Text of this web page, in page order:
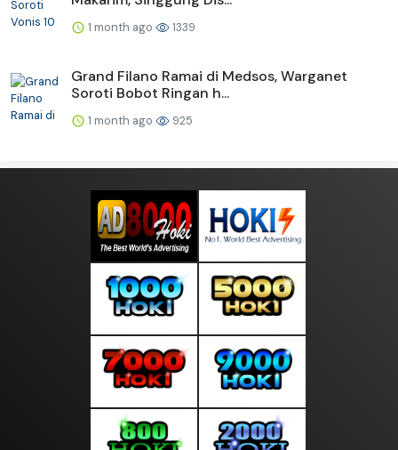
1 month ago 1339
Grand Filano Ramai di Medsos, Warganet
Soroti Bobot Ringan h...
1 month ago 925